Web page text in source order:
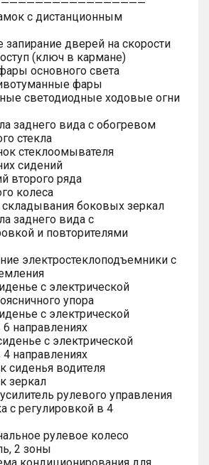
с дистанционным
запирание дверей на скорости
(ключ в кармане)
основного света
фары
светодиодные ходовые огни
заднего вида с обогревом
стекла
стеклоомывателя
сидений
второго ряда
колеса
боковых зеркал
заднего вида с
и повторителями
электростеклоподъемники с
с электрической
упора
с электрической
направлениях
с электрической
направлениях
сиденья водителя
зеркал
рулевого управления
с регулировкой в 4
рулевое колесо
2 зоны
кондиционирования для